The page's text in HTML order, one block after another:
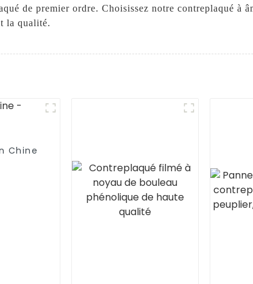
de premier ordre. Choisissez notre contreplaqué à
la qualité.
Chine